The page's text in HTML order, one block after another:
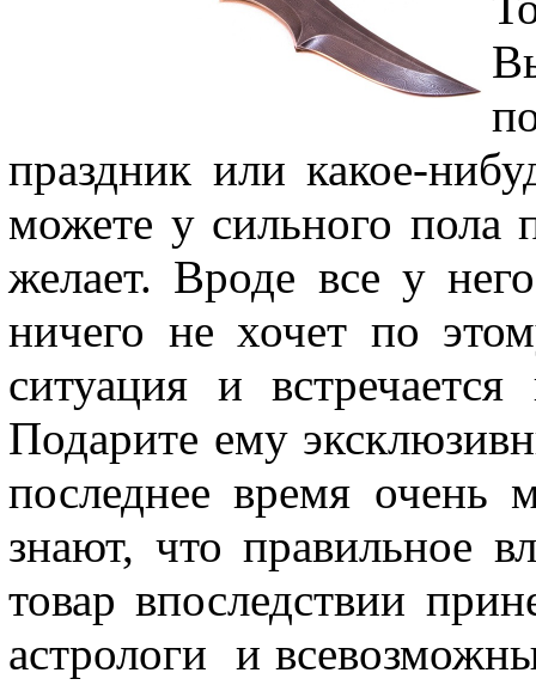
праздник или какое-
можете у сильного пола
желает. Вроде все у
ничего не хочет по
ситуация и
Подарите ему
последнее время очень
знают, что правильное
товар впоследствии
астрологи и